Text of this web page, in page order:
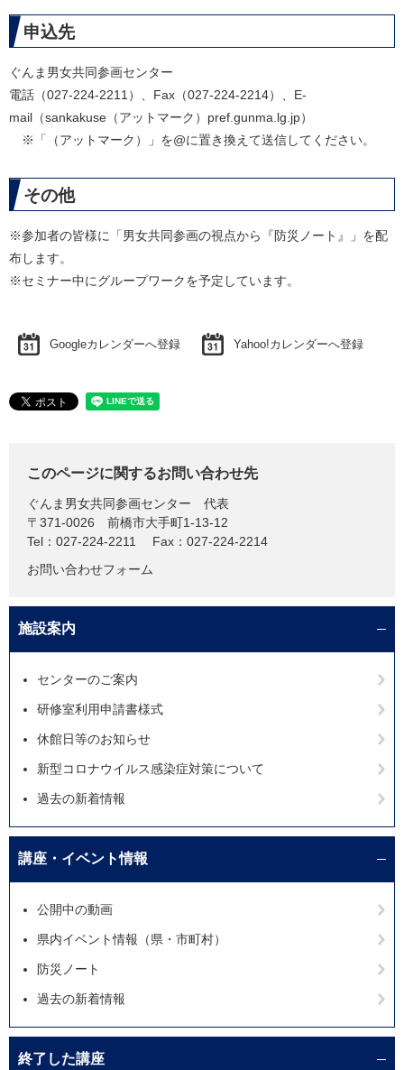
申込先
ぐんま男女共同参画センター
電話（027-224-2211）、Fax（027-224-2214）、E-
mail（sankakuse（アットマーク）pref.gunma.lg.jp）
※「（アットマーク）」を@に置き換えて送信してください。
その他
​※参加者の皆様に「男女共同参画の視点から『防災ノート』」を配
布します。
※セミナー中にグループワークを予定しています。
Googleカレンダーへ登録 Yahoo!カレンダーへ登録
このページに関するお問い合わせ先
ぐんま男女共同参画センター
代表
〒371-0026
前橋市大手町1-13-12
Tel：027-224-2211
Fax：027-224-2214
お問い合わせフォーム
施設案内
センターのご案内
研修室利用申請書様式
休館日等のお知らせ
新型コロナウイルス感染症対策について
過去の新着情報
講座・イベント情報
公開中の動画
県内イベント情報（県・市町村）
防災ノート
過去の新着情報
終了した講座